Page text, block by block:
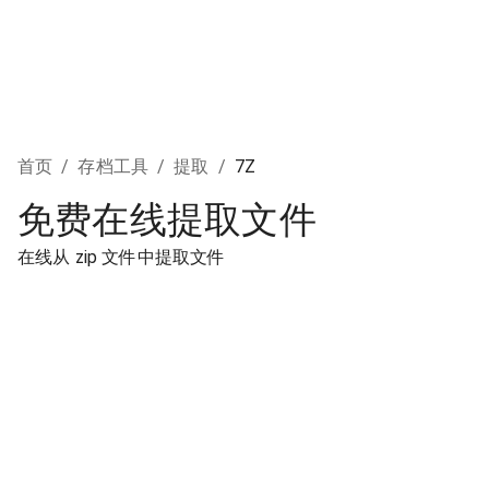
首页 / 存档工具 / 提取 / 7Z
免费在线提取文件
在线从 zip 文件中提取文件